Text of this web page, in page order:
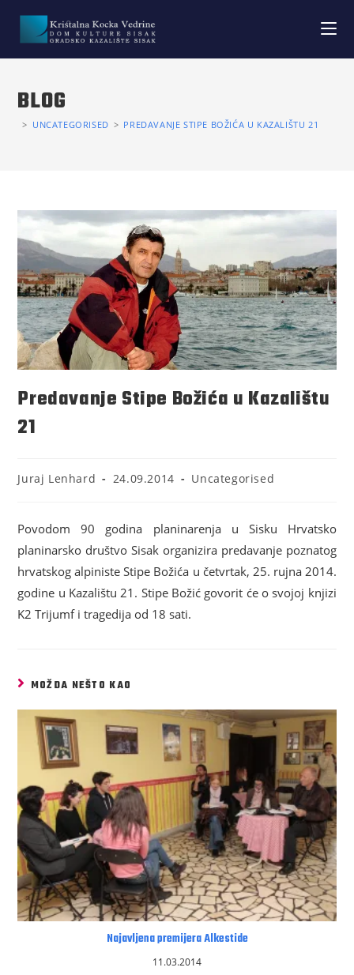
BLOG
> UNCATEGORISED > PREDAVANJE STIPE BOŽIĆA U KAZALIŠTU 21
Predavanje Stipe Božića u Kazalištu
21
Juraj Lenhard 24.09.2014 Uncategorised
Povodom 90 godina planinarenja u Sisku Hrvatsko
planinarsko društvo Sisak organizira predavanje poznatog
hrvatskog alpiniste Stipe Božića u četvrtak, 25. rujna 2014.
godine u Kazalištu 21. Stipe Božić govorit će o svojoj knjizi
K2 Trijumf i tragedija od 18 sati.
MOŽDA NEŠTO KAO
Najavljena premijera Alkestide
11.03.2014